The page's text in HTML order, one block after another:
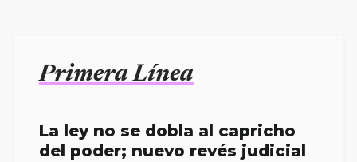
Primera Línea
La ley no se dobla al capricho
del poder; nuevo revés judicial